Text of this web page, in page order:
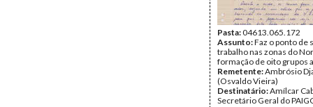
Pasta:04613.065.172
Assunto:Faz o ponto de
trabalho nas zonas do
formação de oito grupos
Remetente:Ambrósio
(Osvaldo Vieira)
Destinatário:Amílcar
Secretário Geral do